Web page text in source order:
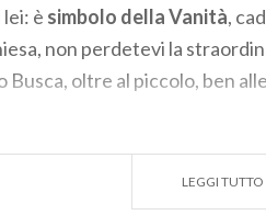
è simbolo della Vanità,
non perdetevi la
Busca, oltre al piccolo, ben
gola, con un buonpiatto
LEGGI TUTTO